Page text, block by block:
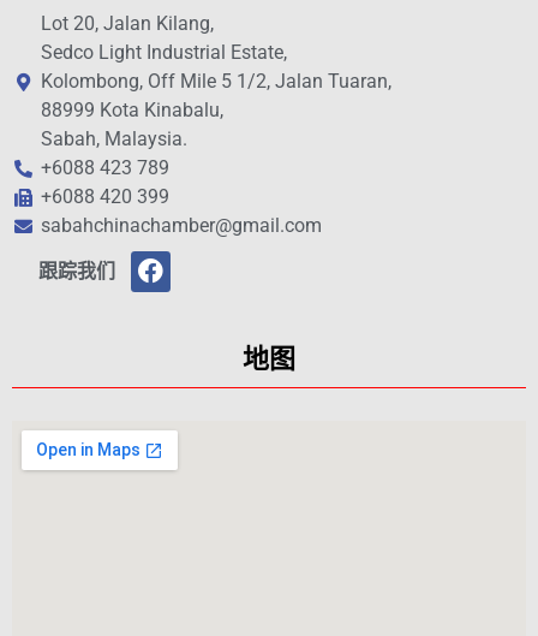
Lot 20, Jalan Kilang,
Sedco Light Industrial Estate,
Kolombong, Off Mile 5 1/2, Jalan Tuaran,
88999 Kota Kinabalu,
Sabah, Malaysia.
+6088 423 789
+6088 420 399
sabahchinachamber@gmail.com
跟踪我们
地图